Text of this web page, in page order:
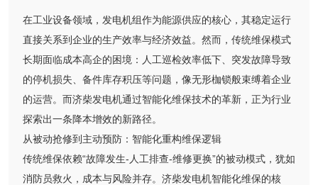
在工业设备领域，发电机组作为能源供应的核心，其稳定运行
直接关系到企业的生产效率与经济效益。然而，传统维保模式
长期面临成本高企的困境：人工巡检效率低下、突发故障导致
的停机损失、备件库存积压等问题，像无形枷锁般束缚着企业
的运营。而济柴发电机通过智能化维保技术的革新，正为行业
探索出一条降本增效的新路径。
从被动抢修到主动预防：智能化重构维保逻辑
传统维保依赖“故障发生-人工排查-维修更换”的被动模式，犹如
消防员救火，成本与风险并存。济柴发电机智能化维保的核